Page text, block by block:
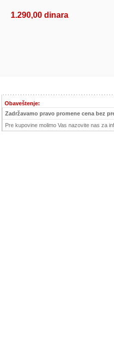
1.290,00 dinara
Obaveštenje:
Zadržavamo pravo promene cena bez
Pre kupovine molimo Vas nazovite nas za